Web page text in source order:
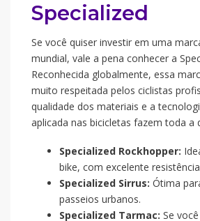
Specialized
Se você quiser investir em uma
mundial, vale a pena conhecer a
Reconhecida globalmente, essa
muito respeitada pelos ciclistas
qualidade dos materiais e a
aplicada nas bicicletas fazem toda a
Specialized Rockhopper:
bike, com excelente
Specialized Sirrus: Ótima
passeios urbanos.
Specialized Tarmac: Se